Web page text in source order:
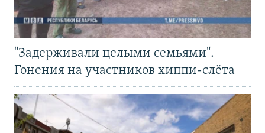
"Задерживали целыми семьями".
Гонения на участников хиппи-слёта